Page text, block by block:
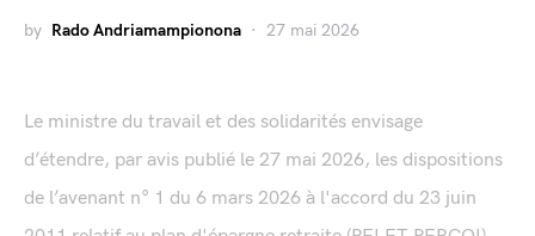
by Rado Andriamampionona 27 mai 2026
Le ministre du travail et des solidarités envisage
d’étendre, par avis publié le 27 mai 2026, les dispositions
de l’avenant n° 1 du 6 mars 2026 à l'accord du 23 juin